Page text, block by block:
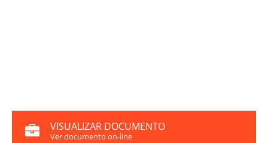
VISUALIZAR DOCUMENTO
Ver documento on-line